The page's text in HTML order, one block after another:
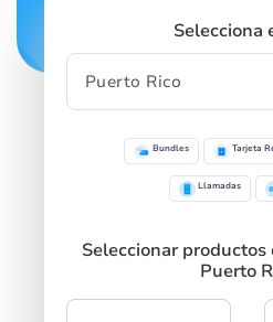
Selecciona
Bundles Tarjeta
Llamadas
Seleccionar
Puerto